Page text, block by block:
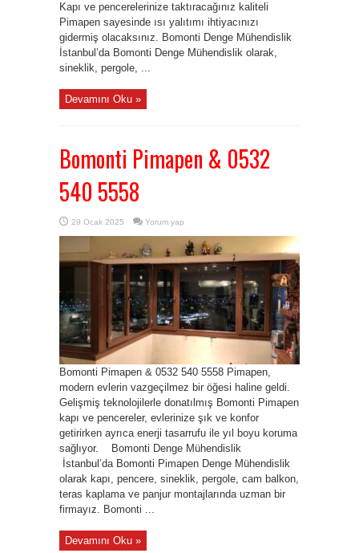
Kapı ve pencerelerinize taktıracağınız kaliteli
Pimapen sayesinde ısı yalıtımı ihtiyacınızı
gidermiş olacaksınız. Bomonti Denge Mühendislik
İstanbul’da Bomonti Denge Mühendislik olarak,
sineklik, pergole, ...
Devamını Oku »
Bomonti Pimapen & 0532
540 5558
29 Ocak 2025 Yorum yap
Bomonti Pimapen & 0532 540 5558 Pimapen,
modern evlerin vazgeçilmez bir öğesi haline geldi.
Gelişmiş teknolojilerle donatılmış Bomonti Pimapen
kapı ve pencereler, evlerinize şık ve konfor
getirirken ayrıca enerji tasarrufu ile yıl boyu koruma
sağlıyor. Bomonti Denge Mühendislik
İstanbul’da Bomonti Pimapen Denge Mühendislik
olarak kapı, pencere, sineklik, pergole, cam balkon,
teras kaplama ve panjur montajlarında uzman bir
firmayız. Bomonti ...
Devamını Oku »